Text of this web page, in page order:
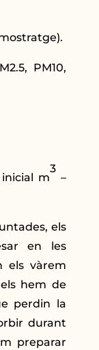
PM10,
m
3
–
els
en les
els vàrem
hem de
perdin la
durant
preparar